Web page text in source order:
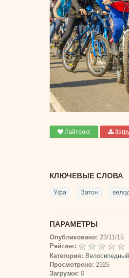
Лайтбокс
КЛЮЧЕВЫЕ СЛОВА
Уфа Затон
ПАРАМЕТРЫ
Опубликовано: 23/11/15
Рейтинг:
Категория: Велосипедный
Просмотрено: 2926
Загрузки: 0